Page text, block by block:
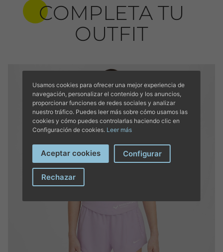
COMPLETA TU
OUTFIT
Usamos cookies para ofrecer una mejor experiencia de
navegación, personalizar el contenido y los anuncios,
proporcionar funciones de redes sociales y analizar
nuestro tráfico. Puedes leer más sobre cómo usamos las
cookies y cómo puedes controlarlas haciendo clic en
Configuración de cookies. Leer más
Aceptar cookies Configurar
Rechazar